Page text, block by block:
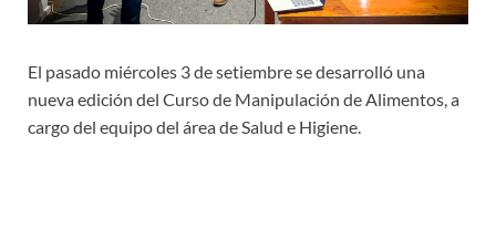
El pasado miércoles 3 de setiembre se desarrolló una
nueva edición del Curso de Manipulación de Alimentos, a
cargo del equipo del área de Salud e Higiene.